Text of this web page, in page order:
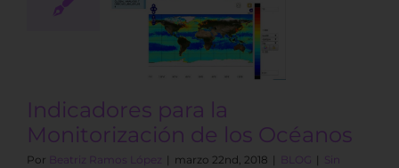
Indicadores para la
Monitorización de los Océanos
Por Beatriz Ramos López | marzo 22nd, 2018 | BLOG | Sin